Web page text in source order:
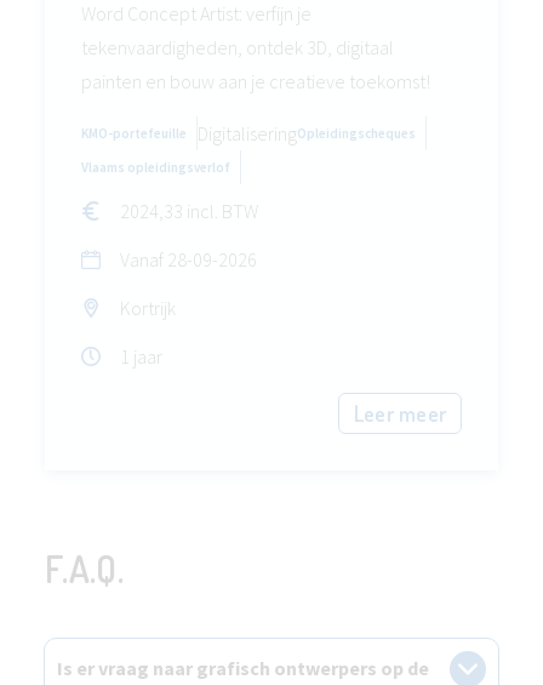
Word Concept Artist: verfijn je
tekenvaardigheden, ontdek 3D, digitaal
painten en bouw aan je creatieve toekomst!
KMO-portefeuille DigitaliseringOpleidingscheques
Vlaams opleidingsverlof
2024,33 incl. BTW
Vanaf 28-09-2026
Kortrijk
1 jaar
Leer meer
F.A.Q.
Is er vraag naar grafisch ontwerpers op de